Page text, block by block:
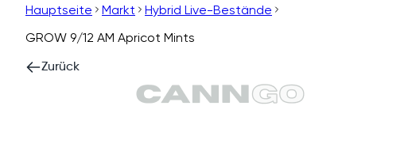
Hauptseite Markt
Hybrid Live-Bestände
GROW 9/12 AM Apricot Mints
Zurück